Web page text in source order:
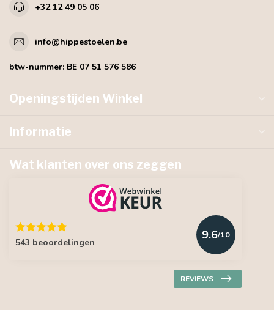
+32 12 49 05 06
info@hippestoelen.be
btw-nummer: BE 07 51 576 586
Openingstijden Winkel
Informatie
Wat klanten over ons zeggen
543 beoordelingen
9.6/10
REVIEWS